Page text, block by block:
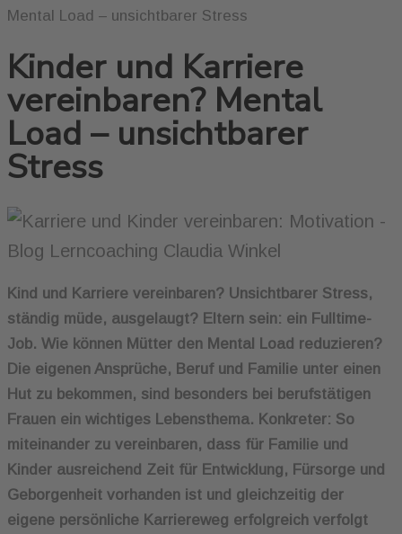
Mental Load – unsichtbarer Stress
Kinder und Karriere
vereinbaren? Mental
Load – unsichtbarer
Stress
Kind und Karriere vereinbaren? Unsichtbarer Stress,
ständig müde, ausgelaugt? Eltern sein: ein Fulltime-
Job. Wie können Mütter den Mental Load reduzieren?
Die eigenen Ansprüche, Beruf und Familie unter einen
Hut zu bekommen, sind besonders bei berufstätigen
Frauen ein wichtiges Lebensthema. Konkreter: So
miteinander zu vereinbaren, dass für Familie und
Kinder ausreichend Zeit für Entwicklung, Fürsorge und
Geborgenheit vorhanden ist und gleichzeitig der
eigene persönliche Karriereweg erfolgreich verfolgt